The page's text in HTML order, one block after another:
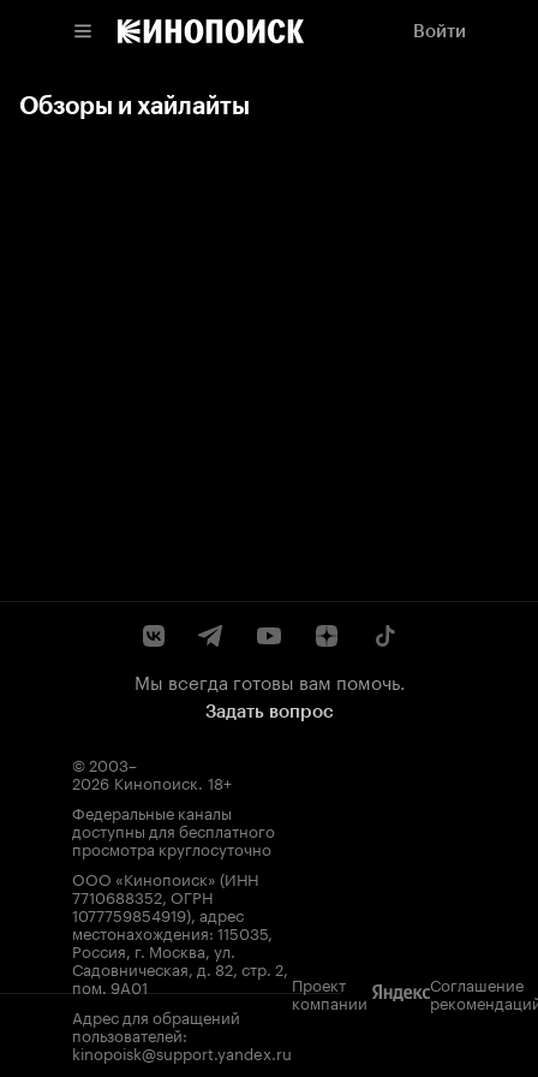
Войти
Обзоры и хайлайты
Мы всегда готовы вам помочь.
Задать вопрос
© 2003–
2026 Кинопоиск. 18+
Федеральные каналы
доступны для бесплатного
просмотра круглосуточно
ООО «Кинопоиск» (ИНН
7710688352, ОГРН
1077759854919), адрес
местонахождения: 115035,
Россия, г. Москва, ул.
Садовническая, д. 82, стр. 2,
пом. 9А01
Адрес для обращений
пользователей:
kinopoisk@support.yandex.ru
Проект
компании
Соглашение